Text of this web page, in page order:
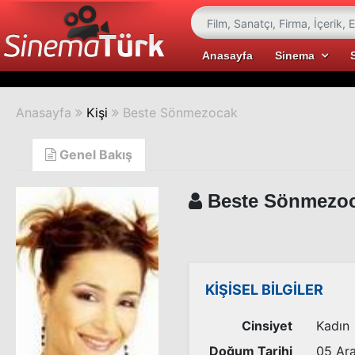
Anasayfa Sinema
Anasayfa Kişi Beste Sönmezocak
Genel Bakış
Beste
KİŞİSEL BİLGİLER
Cinsiyet
Kadın
Doğum Tarihi
05